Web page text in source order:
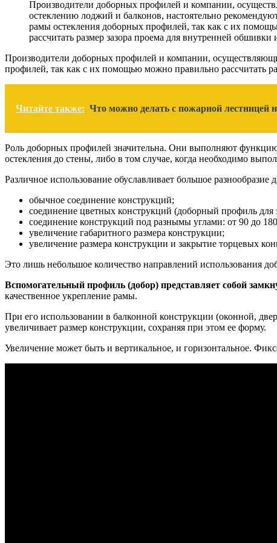
Производители доборных профилей и компании,
остеклению лоджий и балконов, настоятельно
рамы остекления доборных профилей, так как с их
рассчитать размер зазора проема для внутренней обшивки
Производители доборных профилей и компании,
профилей, так как с их помощью можно правильно рассчитать
Читайте также: Что можно делать с пожарной лестницей
Роль доборных профилей значительна. Они выполняют функцию
остекления до стены, либо в том случае, когда необходимо
Различное использование обуславливает большое
обычное соединение конструкций;
соединение цветных конструкций (доборный профиль
соединение конструкций под разнымы углами: от 90 до
увеличение габаритного размера конструкции;
увеличение размера конструкции и закрытие торцевых
Это лишь небольшое количество направлений использования
Вспомогательный профиль (добор) представляет собой
качественное укрепление рамы.
При его использовании в балконной конструкции (оконной,
увеличивает размер конструкции, сохраняя при этом ее форму.
Увеличение может быть и вертикальное, и горизонтальное.